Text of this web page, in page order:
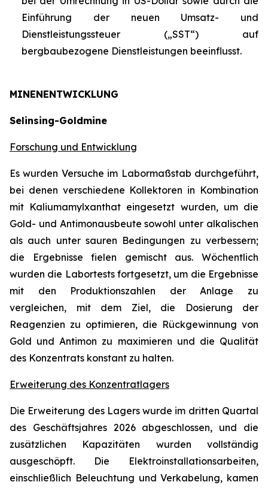
Einführung der neuen Umsatz- und
Dienstleistungssteuer („SST“) auf
bergbaubezogene Dienstleistungen beeinflusst.
MINENENTWICKLUNG
Selinsing-Goldmine
Forschung und Entwicklung
Es wurden Versuche im Labormaßstab durchgeführt,
bei denen verschiedene Kollektoren in Kombination
mit Kaliumamylxanthat eingesetzt wurden, um die
Gold- und Antimonausbeute sowohl unter alkalischen
als auch unter sauren Bedingungen zu verbessern;
die Ergebnisse fielen gemischt aus. Wöchentlich
wurden die Labortests fortgesetzt, um die Ergebnisse
mit den Produktionszahlen der Anlage zu
vergleichen, mit dem Ziel, die Dosierung der
Reagenzien zu optimieren, die Rückgewinnung von
Gold und Antimon zu maximieren und die Qualität
des Konzentrats konstant zu halten.
Erweiterung des Konzentratlagers
Die Erweiterung des Lagers wurde im dritten Quartal
des Geschäftsjahres 2026 abgeschlossen, und die
zusätzlichen Kapazitäten wurden vollständig
ausgeschöpft. Die Elektroinstallationsarbeiten,
einschließlich Beleuchtung und Verkabelung, kamen